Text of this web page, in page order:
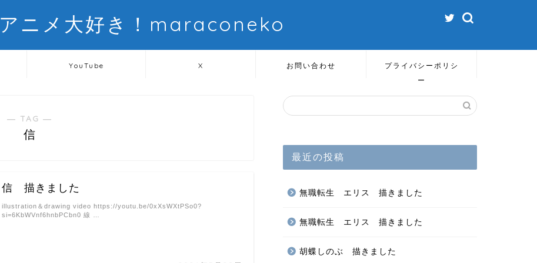
アニメ大好き！maraconeko
YouTube X お問い合わせ
プライバシーポリシ
ー
― TAG ―
信
信 描きました
illustration＆drawing video https://youtu.be/0xXsWXtPSo0?
si=6KbWVnf6hnbPCbn0 線 …
最近の投稿
無職転生 エリス 描きました
無職転生 エリス 描きました
胡蝶しのぶ 描きました